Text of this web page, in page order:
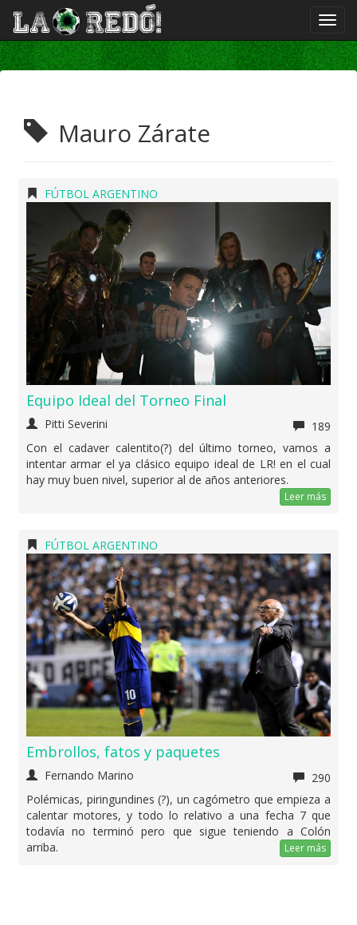
Mauro Zárate
FÚTBOL ARGENTINO
Equipo Ideal del Torneo Final
Pitti Severini
189
Con el cadaver calentito(?) del último torneo, vamos a
intentar armar el ya clásico equipo ideal de LR! en el cual
hay muy buen nivel, superior al de años anteriores.
Leer más
FÚTBOL ARGENTINO
Embrollos, fatos y paquetes
Fernando Marino
290
Polémicas, piringundines (?), un cagómetro que empieza a
calentar motores, y todo lo relativo a una fecha 7 que
todavía no terminó pero que sigue teniendo a Colón
arriba.
Leer más